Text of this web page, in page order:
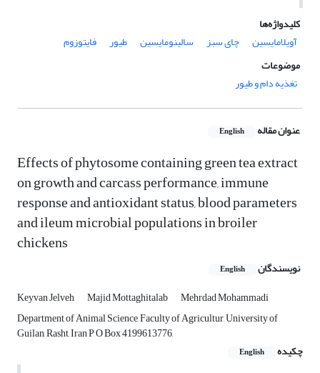
کلیدواژه‌ها
آویلامایسین
چای سبز سالینومایسین طیور
فایتوزوم
موضوعات
تغذیه دام و طیور
عنوان مقاله English
Effects of phytosome containing green tea extract
on growth and carcass performance, immune
response and antioxidant status, blood parameters
and ileum microbial populations in broiler
chickens
نویسندگان English
Keyvan Jelveh Majid Mottaghitalab
Mehrdad Mohammadi
Department of Animal Science, Faculty of Agricultur, University of
Guilan, Rasht, Iran P O Box 4199613776,
چکیده
English